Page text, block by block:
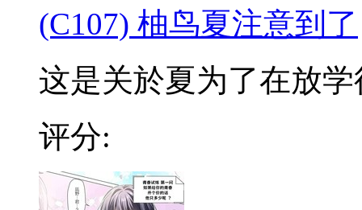
(C107) 柚鸟夏注意到了
这是关於夏为了在放学
评分: